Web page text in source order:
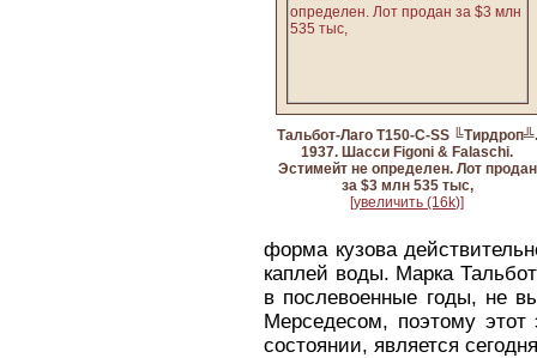
Тальбот-Лаго T150-C-SS ╚Тирдроп╩.
1937. Шасси Figoni & Falaschi.
Эстимейт не определен. Лот продан
за $3 млн 535 тыс,
[увеличить (16k)]
форма кузова
каплей воды. Марка
в послевоенные годы, не
Мерседесом, поэтому
состоянии, является